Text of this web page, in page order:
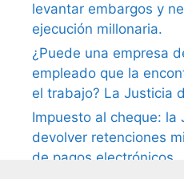
levantar embargos y
ejecución millonaria.
¿Puede una empresa
empleado que la
el trabajo? La Justicia
Impuesto al cheque: la
devolver retenciones
de pagos electrónicos